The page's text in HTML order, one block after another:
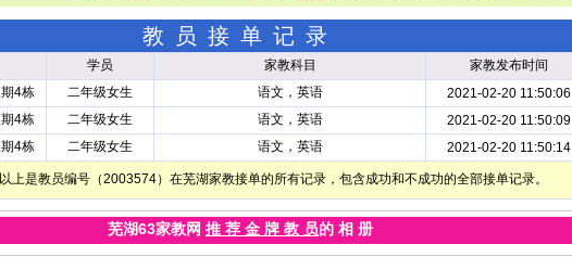
教员接单记录
学员 家教科目
家教发布时间
4栋 二年级女生 语文，英语 2021-02-20 11:50:06
4栋 二年级女生 语文，英语 2021-02-20 11:50:09
4栋 二年级女生 语文，英语 2021-02-20 11:50:14
上是教员编号（2003574）在芜湖家教接单的所有记录，包含成功和不成功的全部接单记录。
芜湖63家教网 推 荐 金 牌 教 员的 相 册